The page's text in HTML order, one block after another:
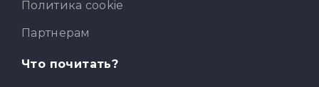
Политика cookie
Партнерам
Что почитать?